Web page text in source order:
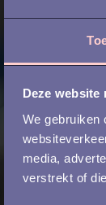
Deze website
We gebruiken
media,
verstrekt of